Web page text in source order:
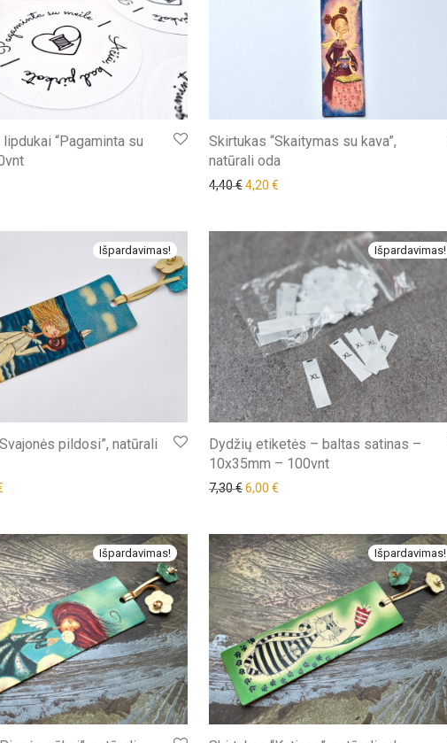
“Pagaminta su
Skirtukas “Skaitymas su kava”,
natūrali oda
4,40€Original price was: 4,40 €.
4,20 €
Išpardavimas!
pildosi”, natūrali
price was: 4,40 €.
Išpardavimas!
Dydžių etiketės – baltas satinas –
10x35mm – 100vnt
7,30€6,00 €
Išpardavimas! Išpardavimas!